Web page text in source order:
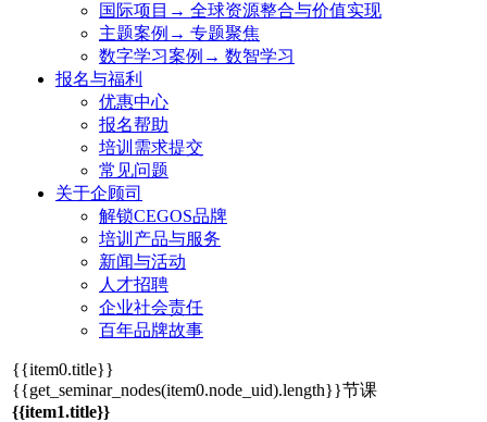
国际项目→ 全球资源整合与价值实现
主题案例→ 专题聚焦
数字学习案例→ 数智学习
报名与福利
优惠中心
报名帮助
培训需求提交
常见问题
关于企顾司
解锁CEGOS品牌
培训产品与服务
新闻与活动
人才招聘
企业社会责任
百年品牌故事
{{item0.title}}
{{get_seminar_nodes(item0.node_uid).length}}节课
{{item1.title}}